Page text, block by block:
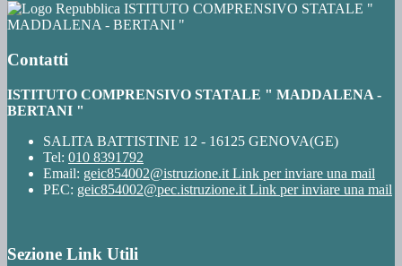
ISTITUTO COMPRENSIVO STATALE "
MADDALENA - BERTANI "
Contatti
ISTITUTO COMPRENSIVO STATALE " MADDALENA -
BERTANI "
SALITA BATTISTINE 12 - 16125 GENOVA(GE)
Tel: 010 8391792
Email: geic854002@istruzione.it Link per inviare una mail
PEC: geic854002@pec.istruzione.it Link per inviare una mail
Sezione Link Utili